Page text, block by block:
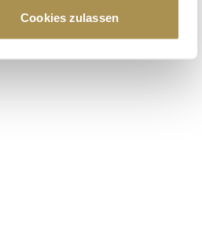
Präferenzen im
führen diese Informationen
Cookies zulassen